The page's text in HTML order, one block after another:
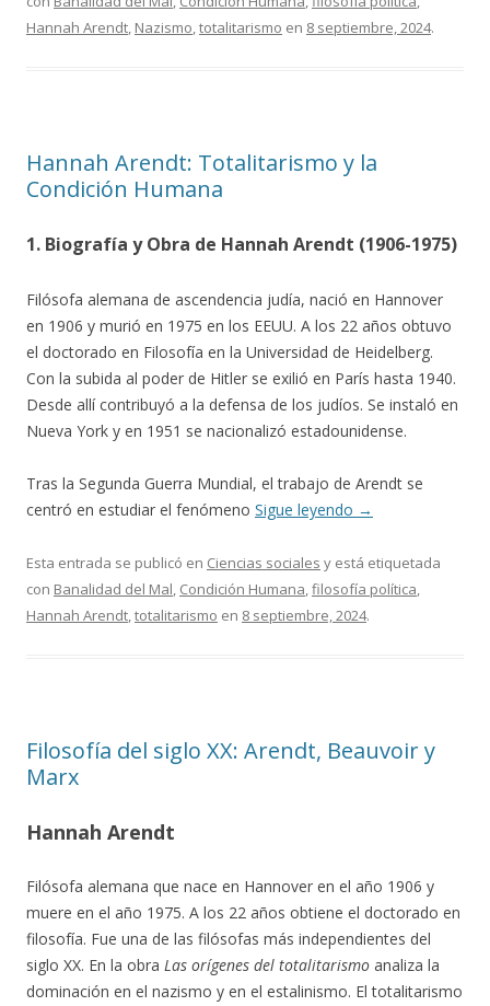
Hannah Arendt, Nazismo,totalitarismo en 8 septiembre, 2024.
Hannah Arendt: Totalitarismo y la
Condición Humana
1. Biografía y Obra de Hannah Arendt (1906-1975)
Filósofa alemana de ascendencia judía, nació en Hannover
en 1906 y murió en 1975 en los EEUU. A los 22 años obtuvo
el doctorado en Filosofía en la Universidad de Heidelberg.
Con la subida al poder de Hitler se exilió en París hasta 1940.
Desde allí contribuyó a la defensa de los judíos. Se instaló en
Nueva York y en 1951 se nacionalizó estadounidense.
Tras la Segunda Guerra Mundial, el trabajo de Arendt se
centró en estudiar el fenómeno Sigue leyendo →
Esta entrada se publicó en Ciencias sociales y está etiquetada
con Banalidad del Mal, Condición Humana,filosofía política,
Hannah Arendt,totalitarismo en 8 septiembre, 2024.
Filosofía del siglo XX: Arendt, Beauvoir y
Marx
Hannah Arendt
Filósofa alemana que nace en Hannover en el año 1906 y
muere en el año 1975. A los 22 años obtiene el doctorado en
filosofía. Fue una de las filósofas más independientes del
siglo XX. En la obra Las orígenes del totalitarismo analiza la
dominación en el nazismo y en el estalinismo. El totalitarismo